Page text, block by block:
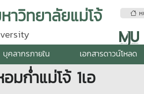
ห
าวิทยาลัยแม่โจ้
บุคลากรภายใน เอกสารดาวน์โหลด
ก่ำแม่โจ้ 1เอ